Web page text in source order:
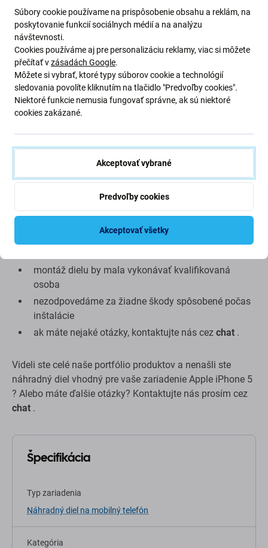
Kvalita: Aftermarket– Náhradný diel predávaný ako
Aftermarket je vyrobený podľa rovnakých noriem,
špecifikácií a materiálov ako originál. Toto je kópia
originálu a náhradný diel dodávaný ako aftermarket môže
mať (v zriedkavých prípadoch) minimálne odchýlky vo
funkčnosti, kvalite alebo vzhľade. Ak sa chcete o kvalite
dozvedieť viac, prečítajte si náš blog, kde sa kvalite
venujeme podrobnejšie.
Montáž a tipy:
Na montáž alebo demontáž je potrebné špeciálne
pri montáži dávajte pozor na krehké časti konektorov
snažte sa vykonávať opravy v suchom, bezprašnom
montáž dielu by mala vykonávať kvalifikovaná
osoba
nezodpovedáme za žiadne škody spôsobené počas
inštalácie
ak máte nejaké otázky, kontaktujte nás cez chat .
Videli ste celé naše portfólio produktov a nenašli ste
náhradný diel vhodný pre vaše zariadenie Apple iPhone 5
? Alebo máte ďalšie otázky? Kontaktujte nás prosím cez
chat .
Špecifikácia
Typ zariadenia
Náhradný diel na mobilný telefón
Kategória
Súbory cookie používame na prispôsobenie obsahu a reklám, na
poskytovanie funkcií sociálnych médií a na analýzu
návštevnosti.
Cookies používáme aj pre personalizáciu reklamy, viac si môžete
přečítať vzásadách Google.
Môžete si vybrať, ktoré typy súborov cookie a technológií
sledovania povolíte kliknutím na tlačidlo "Predvoľby cookies".
Niektoré funkcie nemusia fungovať správne, ak sú niektoré
cookies zakázané.
Akceptovať vybrané
Predvoľby cookies
Akceptovať všetky